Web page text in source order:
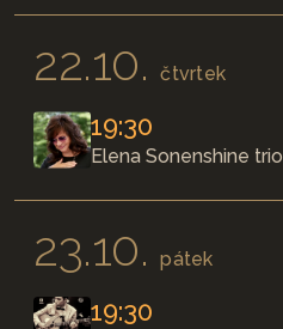
22.10.čtvrtek
19:30
Elena Sonenshine trio
23.10.pátek
19:30